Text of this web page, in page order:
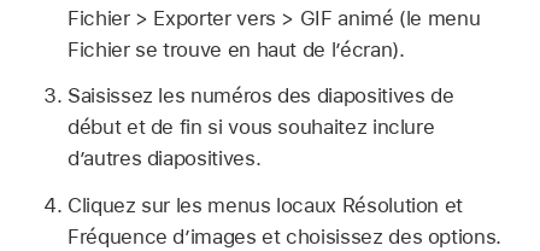
Fichier > Exporter vers > GIF animé (le menu
Fichier se trouve en haut de l’écran).
Saisissez les numéros des diapositives de
début et de fin si vous souhaitez inclure
d’autres diapositives.
Cliquez sur les menus locaux Résolution et
Fréquence d’images et choisissez des options.